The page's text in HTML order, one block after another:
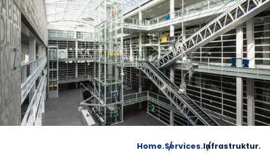
Home.Services.Infrastruktur.